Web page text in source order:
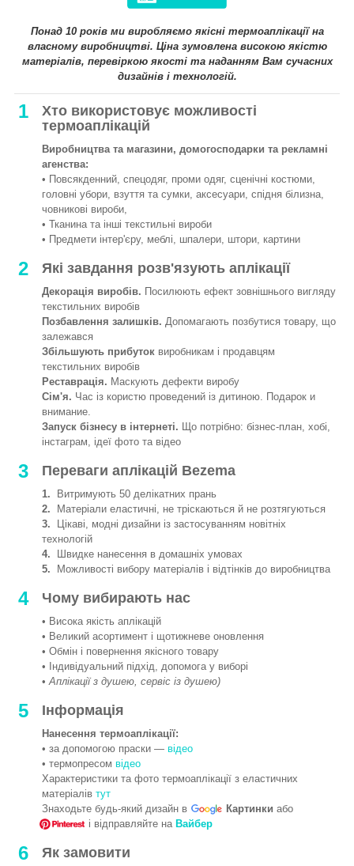
Понад 10 років ми виробляємо якісні термоаплікації на
власному виробництві. Ціна зумовлена високою якістю
матеріалів, перевіркою якості та наданням Вам сучасних
дизайнів і технологій.
1
Хто використовує можливості
термоаплікацій
Виробництва та магазини, домогосподарки та рекламні
агенства:
• Повсякденний, спецодяг, проми одяг, сценічні костюми,
головні убори, взуття та сумки, аксесуари, спідня білизна,
човникові вироби,
• Тканина та інші текстильні вироби
• Предмети інтер'єру, меблі, шпалери, штори, картини
2 Які завдання розв'язують аплікації
Декорація виробів. Посилюють ефект зовнішнього вигляду
текстильних виробів
Позбавлення залишків. Допомагають позбутися товару, що
залежався
Збільшують прибуток виробникам і продавцям
текстильних виробів
Реставрація. Маскують дефекти виробу
Сім'я. Час із користю проведений із дитиною. Подарок и
внимание.
Запуск бізнесу в інтернеті. Що потрібно: бізнес-план, хобі,
інстаграм, ідеї фото та відео
3 Переваги аплікацій Bezema
1. Витримують 50 делікатних прань
2. Матеріали еластичні, не тріскаються й не розтягуються
3. Цікаві, модні дизайни із застосуванням новітніх
технологій
4. Швидке нанесення в домашніх умовах
5. Можливості вибору матеріалів і відтінків до виробництва
4 Чому вибирають нас
• Висока якість аплікацій
• Великий асортимент і щотижневе оновлення
• Обмін і повернення якісного товару
• Індивідуальний підхід, допомога у виборі
•Аплікації з душею, сервіс із душею)
5 Інформація
Нанесення термоаплікації:
• за допомогою праски — відео
• термопресом відео
Характеристики та фото термоаплікації з еластичних
матеріалів тут
Знаходьте будь-який дизайн в
Картинки або
і відправляйте на Вайбер
6 Як замовити